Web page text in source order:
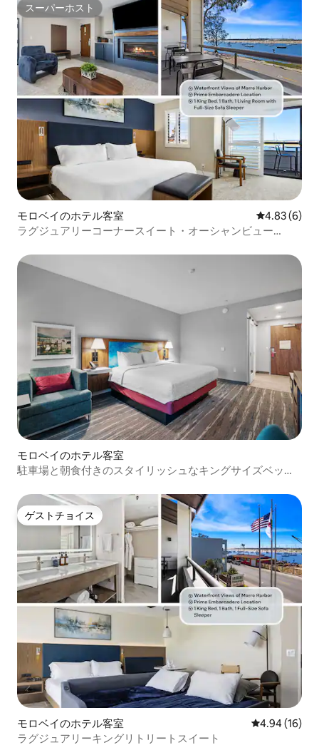
スーパーホスト
スーパーホスト
モロベイのホテル客室 レビュー6
4.83 (6)
ラグジュアリーコーナースイート・オーシャンビュー
モロベイのホテル客室
駐車場と朝食付きのスタイリッシュなキングサイズベッド1
ゲストチョイス
ゲストチョイス
モロベイのホテル客室 レビュー16
4.94 (16)
ラグジュアリーキングリトリートスイート